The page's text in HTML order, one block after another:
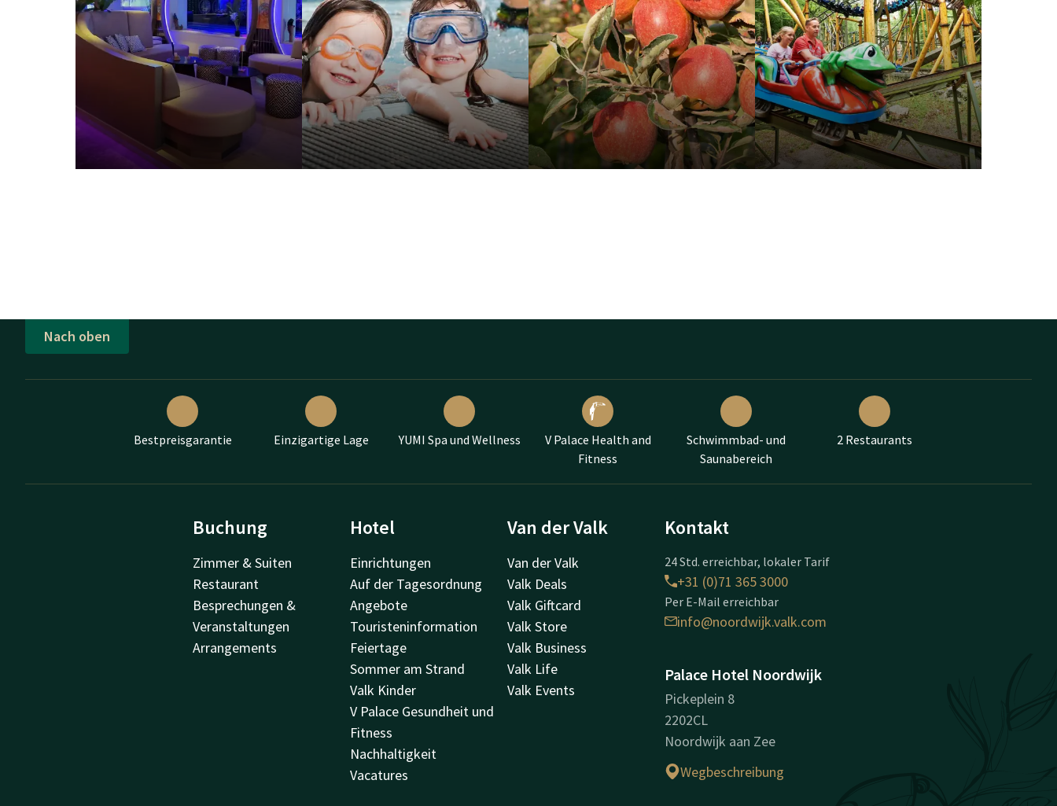
Nach oben
Bestpreisgarantie Einzigartige Lage YUMI Spa und Wellness
V Palace Health and
Fitness
Schwimmbad- und
Saunabereich
2 Restaurants
Buchung
Zimmer & Suiten
Restaurant
Besprechungen &
Veranstaltungen
Arrangements
Hotel
Einrichtungen
Auf der Tagesordnung
Angebote
Touristeninformation
Feiertage
Sommer am Strand
Valk Kinder
V Palace Gesundheit und
Fitness
Nachhaltigkeit
Vacatures
Van der Valk
Van der Valk
Valk Deals
Valk Giftcard
Valk Store
Valk Business
Valk Life
Valk Events
Kontakt
24 Std. erreichbar, lokaler Tarif
+31 (0)71 365 3000
Per E-Mail erreichbar
info@noordwijk.valk.com
Palace Hotel Noordwijk
Pickeplein 8
2202CL
Noordwijk aan Zee
Wegbeschreibung